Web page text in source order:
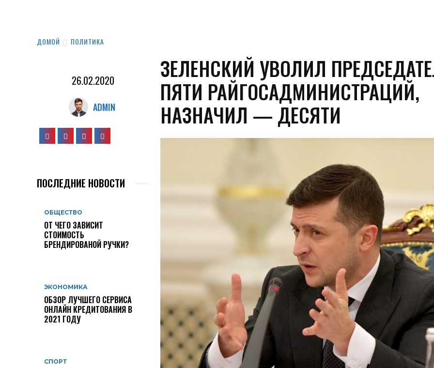
ДОМОЙ ПОЛИТИКА
26.02.2020
ADMIN
ПОСЛЕДНИЕ НОВОСТИ
ОБЩЕСТВО
ОТ ЧЕГО ЗАВИСИТ
СТОИМОСТЬ
БРЕНДИРОВАНОЙ РУЧКИ?
ЭКОНОМИКА
ОБЗОР ЛУЧШЕГО СЕРВИСА
ОНЛАЙН КРЕДИТОВАНИЯ В
2021 ГОДУ
СПОРТ
ЗЕЛЕНСКИЙ УВОЛИЛ
ПЯТИ РАЙГОСАДМИНИСТРАЦИЙ,
НАЗНАЧИЛ — ДЕСЯТИ